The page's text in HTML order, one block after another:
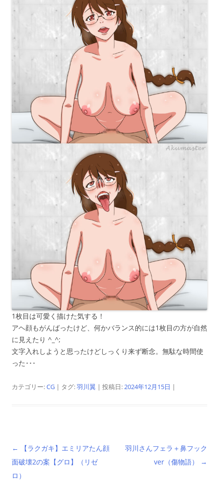
1枚目は可愛く描けた気する！
アヘ顔もがんばったけど、何かバランス的には1枚目の方が自然
に見えたり ^_^;
文字入れしようと思ったけどしっくり来ず断念。無駄な時間使
った･･･
カテゴリー:CG | タグ:羽川翼 | 投稿日:2024年12月15日 |
投
稿
ナ
←
【ラクガキ】エミリアたん顔
面破壊2の案【グロ】（リゼ
ロ）
羽川さんフェラ＋鼻フック
ver（傷物語）
→